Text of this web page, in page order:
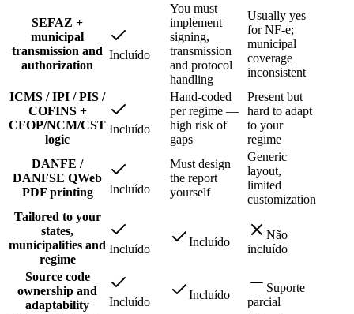
SEFAZ +
municipal
transmission and
authorization
Incluído
You must
implement
signing,
transmission
and protocol
handling
Usually yes
for NF-e;
municipal
coverage
inconsistent
ICMS / IPI / PIS /
COFINS +
CFOP/NCM/CST
logic
Incluído
Hand-coded
per regime —
high risk of
gaps
Present but
hard to adapt
to your
regime
DANFE /
DANFSE QWeb
PDF printing
Incluído
Must design
the report
yourself
Generic
layout,
limited
customization
Tailored to your
states,
municipalities and
regime
Incluído
Incluído
Não
incluído
Source code
ownership and
adaptability
Incluído
Incluído
Suporte
parcial